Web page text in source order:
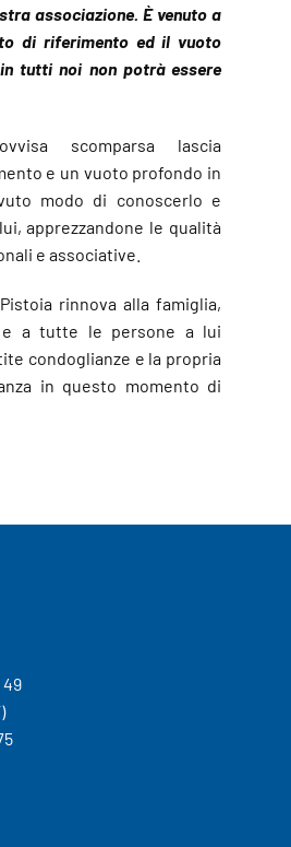
associazione. È venuto a
di riferimento ed il vuoto
tutti noi non potrà essere
scomparsa lascia
e un vuoto profondo in
modo di conoscerlo e
apprezzandone le qualità
e associative.
rinnova alla famiglia,
e a tutte le persone a lui
condoglianze e la propria
in questo momento di